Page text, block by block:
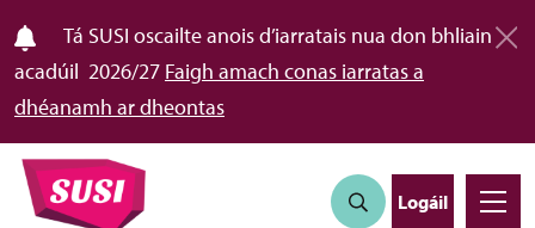
Tá SUSI oscailte anois d’iarratais nua don bhliain
acadúil 2026/27 Faigh amach conas iarratas a
dhéanamh ar dheontas
Logáil